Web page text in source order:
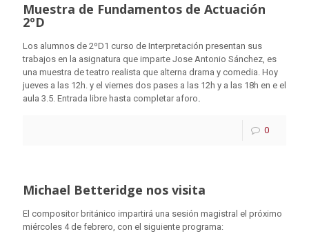
Muestra de Fundamentos de Actuación
2ºD
Los alumnos de 2ºD1 curso de Interpretación presentan sus
trabajos en la asignatura que imparte Jose Antonio Sánchez, es
una muestra de teatro realista que alterna drama y comedia. Hoy
jueves a las 12h. y el viernes dos pases a las 12h y a las 18h en e el
aula 3.5. Entrada libre hasta completar aforo.
0
Michael Betteridge nos visita
El compositor británico impartirá una sesión magistral el próximo
miércoles 4 de febrero, con el siguiente programa: